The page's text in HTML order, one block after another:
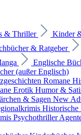
& Thriller
Kinder
& Ratgeber
Englische
(außer Englisch)
Romane
Erotik Humor &
& Sagen New
Psychothriller